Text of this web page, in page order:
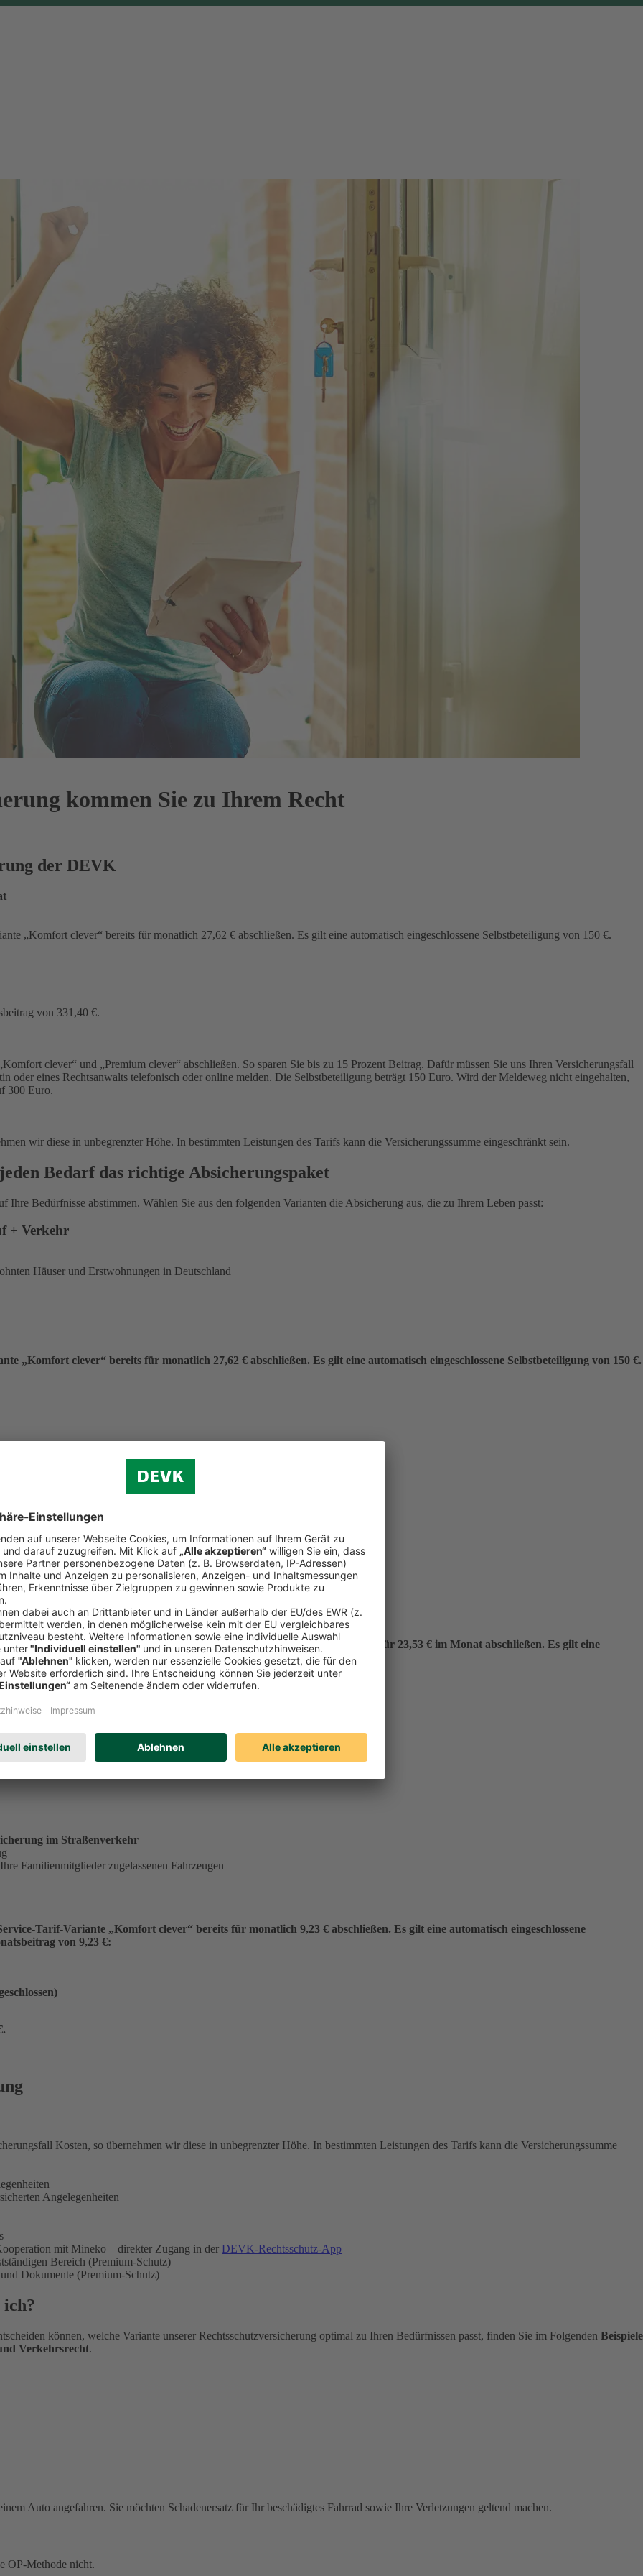
kommen Sie zu Ihrem Recht
der DEVK
„Komfort clever“ bereits für monatlich 27,62 € abschließen. Es gilt eine automatisch eingeschlossene Selbstbeteiligung von 150 €.
von 331,40 €.
clever“ und „Premium clever“ abschließen. So sparen Sie bis zu 15 Prozent Beitrag. Dafür müssen Sie uns Ihren Versicherungsfall
oder eines Rechtsanwalts telefonisch oder online melden. Die Selbstbeteiligung beträgt 150 Euro. Wird der Meldeweg nicht eingehalten,
300 Euro.
wir diese in unbegrenzter Höhe. In bestimmten Leistungen des Tarifs kann die Versicherungssumme eingeschränkt sein.
Bedarf das richtige Absicherungspaket
Ihre Bedürfnisse abstimmen. Wählen Sie aus den folgenden Varianten die Absicherung aus, die zu Ihrem Leben passt:
+ Verkehr
Häuser und Erstwohnungen in Deutschland
„Komfort clever“ bereits für monatlich 27,62 € abschließen. Es gilt eine automatisch eingeschlossene Selbstbeteiligung von 150 €.
von 331,40 €.
(ohne Verkehr)
Reiserecht
Bereich (Premium-Schutz)
tätiger Single in der Service-Tarif-Variante „Komfort clever“ bereits für 23,53 € im Monat abschließen. Es gilt eine
für einen Monatsbeitrag von 23,53 €:
.
im Straßenverkehr
Familienmitglieder zugelassenen Fahrzeugen
Tarif-Variante „Komfort clever“ bereits für monatlich 9,23 € abschließen. Es gilt eine automatisch eingeschlossene
von 9,23 €:
.
Kosten, so übernehmen wir diese in unbegrenzter Höhe. In bestimmten Leistungen des Tarifs kann die Versicherungssumme
Angelegenheiten
mit Mineko – direkter Zugang in der DEVK-Rechtsschutz-App
Bereich (Premium-Schutz)
Dokumente (Premium-Schutz)
ich?
können, welche Variante unserer Rechtsschutzversicherung optimal zu Ihren Bedürfnissen passt, finden Sie im Folgenden Beispiele
Verkehrsrecht.
Auto angefahren. Sie möchten Schadenersatz für Ihr beschädigtes Fahrrad sowie Ihre Verletzungen geltend machen.
OP-Methode nicht.